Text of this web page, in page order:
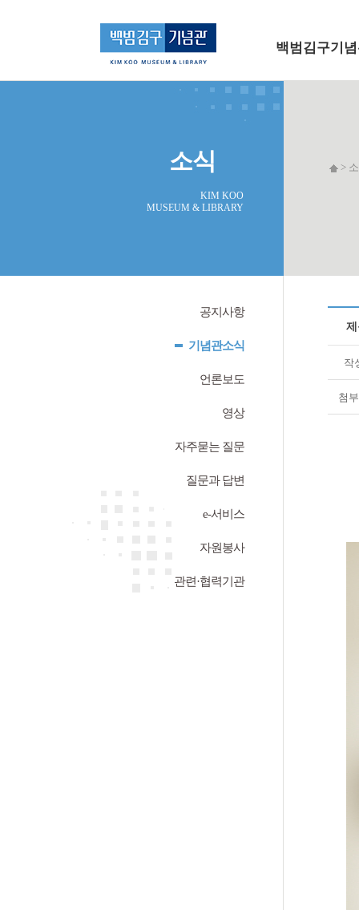
백범김구기
소식
KIM KOO
MUSEUM & LIBRARY
>
공지사항
기념관소식
언론보도
영상
자주묻는 질문
질문과 답변
e-서비스
자원봉사
관련·협력기관
작
첨